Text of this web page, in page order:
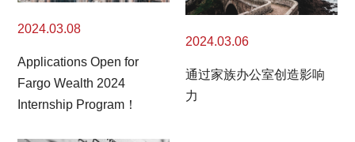
2024.03.08
Applications Open for
Fargo Wealth 2024
Internship Program！
2024.03.06
通过家族办公室创造影响
力